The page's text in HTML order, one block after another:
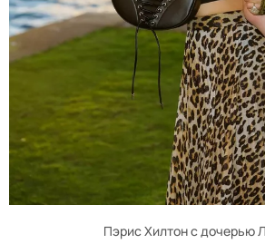
Пэрис Хилтон с дочерью